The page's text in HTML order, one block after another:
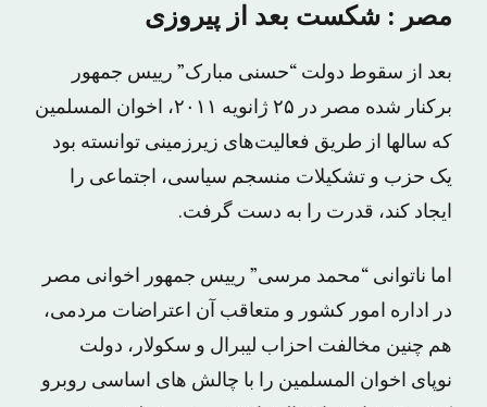
مصر : شکست بعد از پیروزی
بعد از سقوط دولت “حسنى مبارک” رییس جمهور
برکنار شده مصر در ٢۵ ژانویه ٢٠١۱، اخوان المسلمین
که سالها از طریق فعالیت‌هاى زیرزمینى توانسته بود
یک حزب و تشکیلات منسجم سیاسى، اجتماعى را
ایجاد کند، قدرت را به دست گرفت.
اما ناتوانى “محمد مرسى” رییس جمهور اخوانى مصر
در اداره امور کشور و متعاقب آن اعتراضات مردمى،
هم چنین مخالفت احزاب لیبرال و سکولار، دولت
نوپاى اخوان المسلمین را با چالش های اساسى روبرو